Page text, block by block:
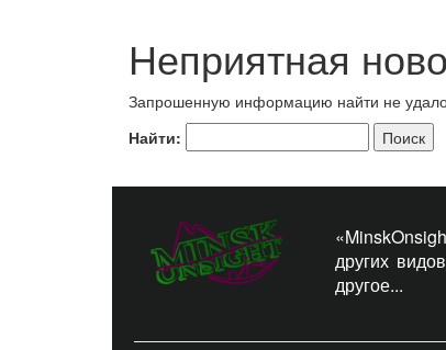
Неприятная
Запрошенную информацию найти не
Найти:
других
другое...